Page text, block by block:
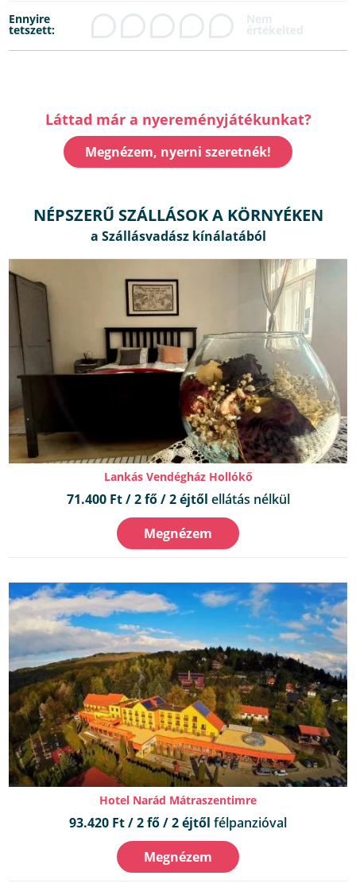
Ennyire
tetszett:
Láttad már a nyereményjátékunkat?
Megnézem, nyerni szeretnék!
NÉPSZERŰ SZÁLLÁSOK A KÖRNYÉKEN
Lankás Vendégház Hollókő
71.400 Ft / 2 fő / 2 éjtől ellátás nélkül
Megnézem
Hotel Narád Mátraszentimre
93.420 Ft / 2 fő / 2 éjtől félpanzióval
Megnézem